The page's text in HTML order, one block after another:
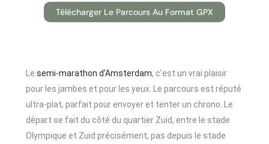
Télécharger Le Parcours Au Format GPX
Lesemi-marathon d’Amsterdam, c’est un vrai plaisir
pour les jambes et pour les yeux. Le parcours est réputé
ultra-plat, parfait pour envoyer et tenter un chrono. Le
départ se fait du côté du quartier Zuid, entre le stade
Olympique et Zuid précisément, pas depuis le stade